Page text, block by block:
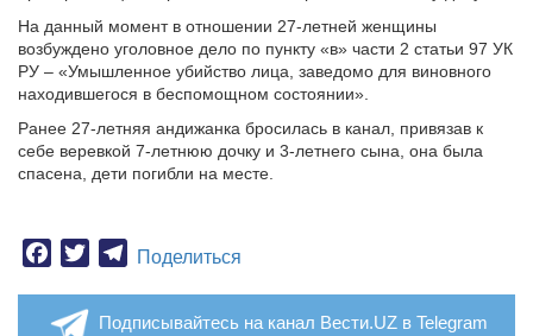
На данный момент в отношении 27-летней женщины
возбуждено уголовное дело по пункту «в» части 2 статьи 97 УК
РУ – «Умышленное убийство лица, заведомо для виновного
находившегося в беспомощном состоянии».
Ранее 27-летняя андижанка бросилась в канал, привязав к
себе веревкой 7-летнюю дочку и 3-летнего сына, она была
спасена, дети погибли на месте.
Facebook
TwitterTelegram
Поделиться
Подписывайтесь на канал Вести.UZ в Telegram